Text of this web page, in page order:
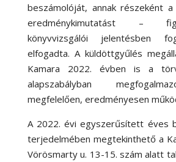
beszámolóját, annak részeként
eredménykimutatást –
könyvvizsgálói jelentésben
elfogadta. A küldöttgyűlés
Kamara 2022. évben is a
alapszabályban
megfelelően, eredményesen
A 2022. évi egyszerűsített éves
terjedelmében megtekinthető a
Vörösmarty u. 13-15. szám alatt